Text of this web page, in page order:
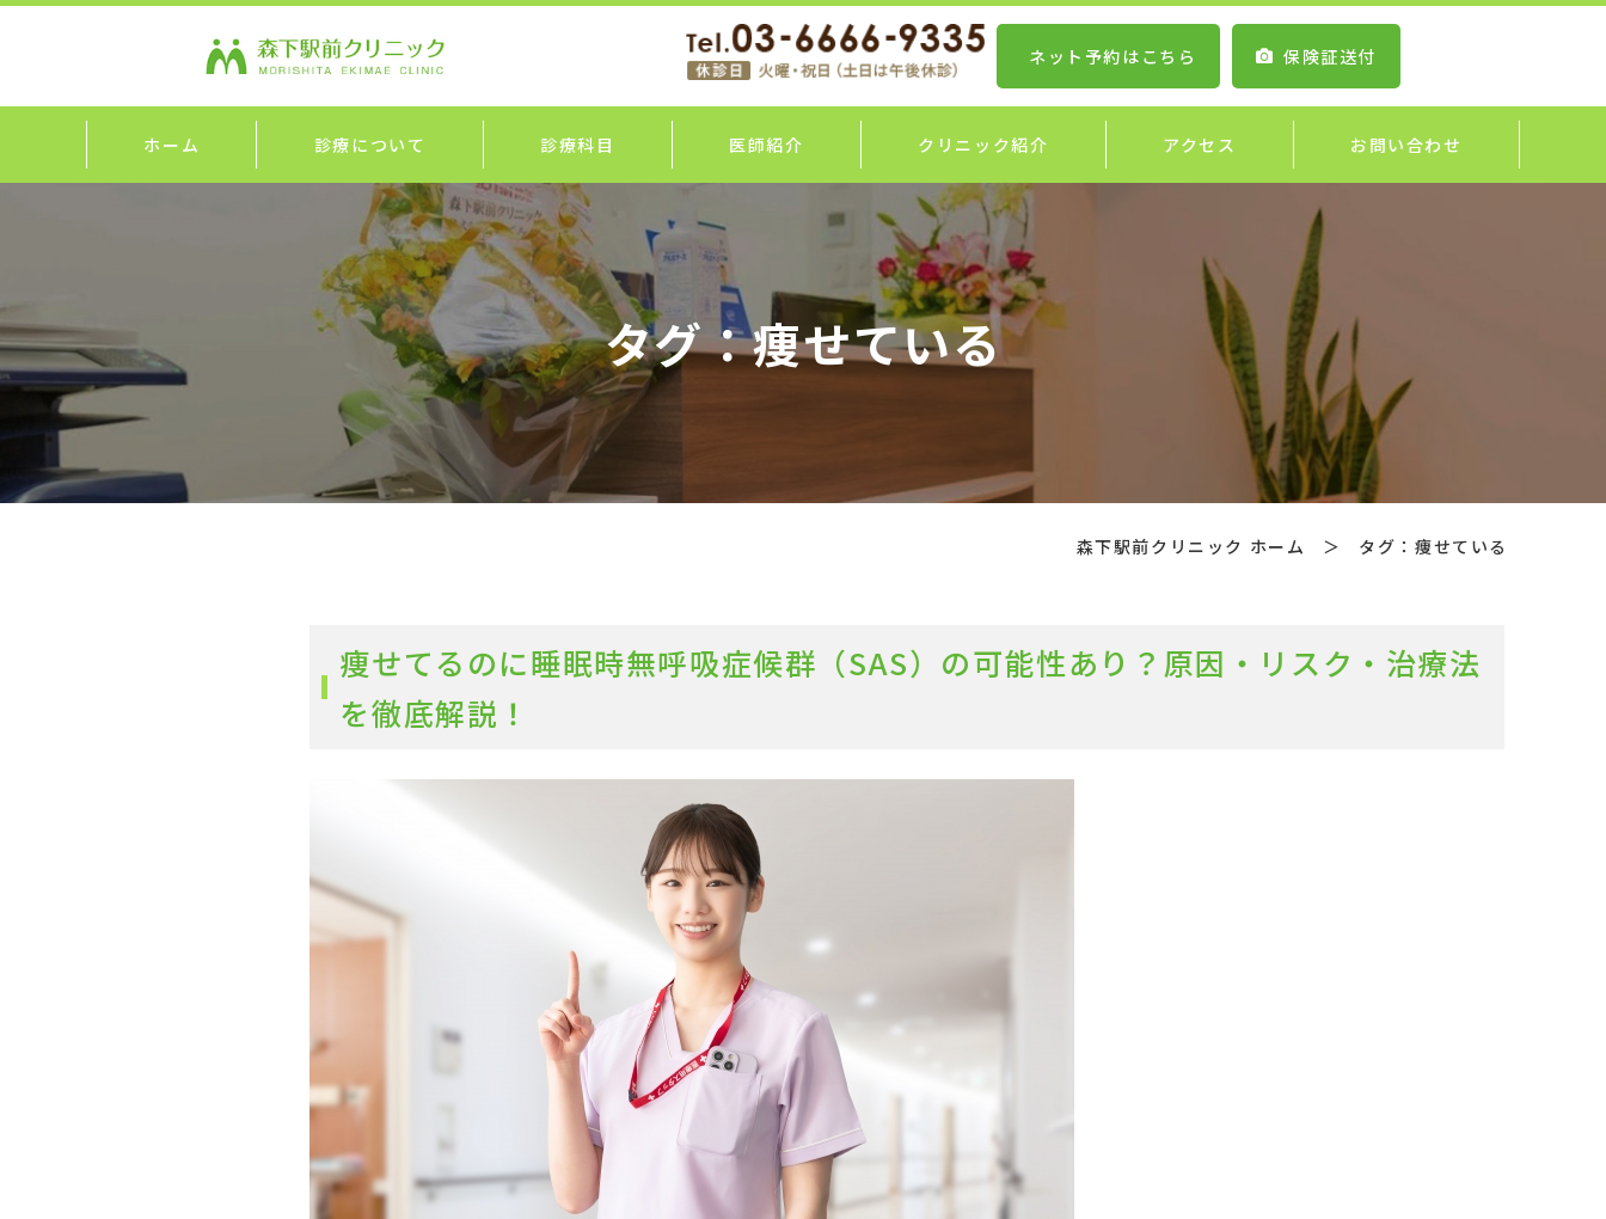
ネット予約はこちら 保険証送付
ホーム 診療について 診療科目 医師紹介 クリニック紹介 アクセス お問い合わせ
タグ：痩せている
森下駅前クリニック ホーム ＞ タグ：痩せている
痩せてるのに睡眠時無呼吸症候群（SAS）の可能性あり？原因・リスク・治療法
を徹底解説！